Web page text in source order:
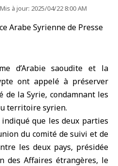
Mis à jour: 2025/04/22 8:00 AM
d’Arabie saoudite et la
ont appelé à préserver
de la Syrie, condamnant les
territoire syrien.
que les deux parties
du comité de suivi et de
les deux pays, présidée
des Affaires étrangères, le